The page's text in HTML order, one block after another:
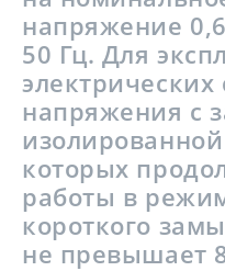
напряжение
50 Гц. Для
электрических
напряжения с
которых
работы в
короткого
не превышает